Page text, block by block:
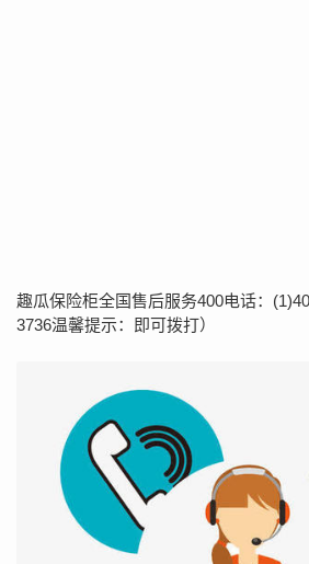
趣瓜保险柜全国售后服务400电话：
3736温馨提示：即可拨打）